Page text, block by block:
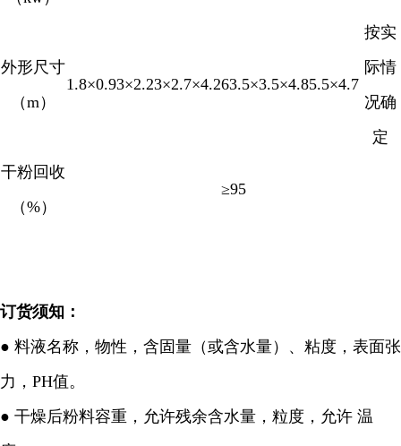
外形尺寸
（m）
1.8×0.93×2.23×2.7×4.263.5×3.5×4.85.5×4.7
按实
际情
况确
定
干粉回收
（%）
≥95
订货须知：
● 料液名称，物性，含固量（或含水量）、粘度，表面张
力， PH值。
● 干燥后粉料容重，允许残余含水量，粒度，允许 温